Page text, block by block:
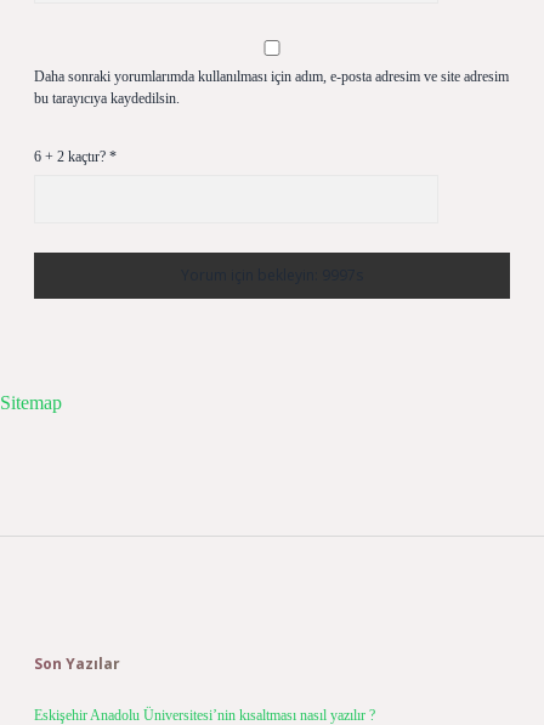
Daha sonraki yorumlarımda kullanılması için adım, e-posta adresim ve site adresim
bu tarayıcıya kaydedilsin.
6 + 2 kaçtır? *
Sitemap
Son Yazılar
Eskişehir Anadolu Üniversitesi’nin kısaltması nasıl yazılır ?